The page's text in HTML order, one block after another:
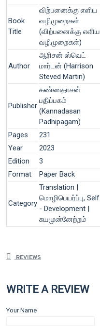
Book
Title
விற்பனைக்கு எளிய
வழிமுறைகள்
(விற்பனைக்கு எளிய
வழிமுறைகள்)
Author
ஆரிசன் ஸ்வெட்
மார்டன் (Harrison
Steved Martin)
Publisher
கண்ணதாசன்
பதிப்பகம்
(Kannadasan
Padhipagam)
Pages
231
Year
2023
Edition
3
Format
Paper Back
Category
Translation |
மொழிபெயர்ப்பு, Self
- Development |
சுயமுன்னேற்றம்
REVIEWS
WRITE A REVIEW
Your Name